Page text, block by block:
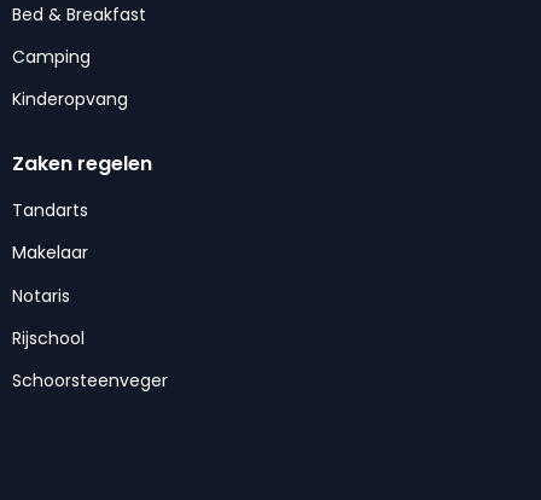
Bed & Breakfast
Camping
Kinderopvang
Zaken regelen
Tandarts
Makelaar
Notaris
Rijschool
Schoorsteenveger